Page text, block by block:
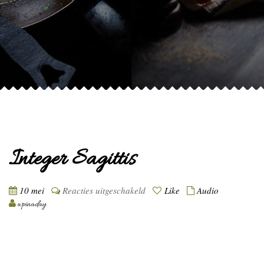
Integer Sagittis
10 mei Reacties uitgeschakeldvoor Like Audio
wpinaday